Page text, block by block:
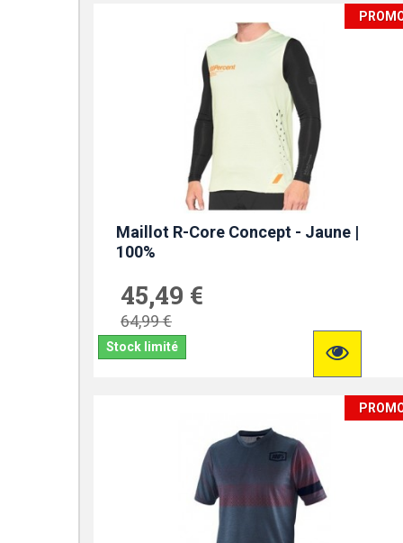
Maillot R-Core Concept - Jaune |
100%
45,49 €
64,99 €
Stock limité